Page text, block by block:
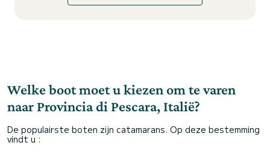
Welke boot moet u kiezen om te varen
naar Provincia di Pescara, Italië?
De populairste boten zijn catamarans. Op deze bestemming
vindt u :